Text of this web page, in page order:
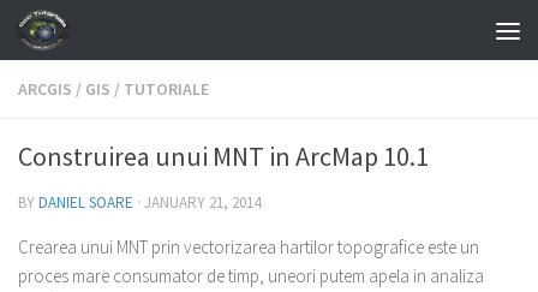
Skip to content
ARCGIS / GIS / TUTORIALE
Construirea unui MNT in ArcMap 10.1
BYDANIEL SOARE · JANUARY 21, 2014
Crearea unui MNT prin vectorizarea hartilor topografice este un
proces mare consumator de timp, uneori putem apela in analiza